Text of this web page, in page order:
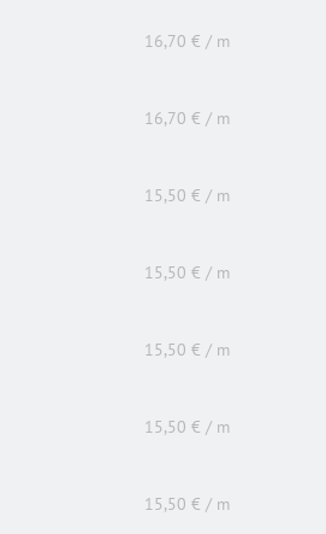
16,70 € / m
16,70 € / m
15,50 € / m
15,50 € / m
15,50 € / m
15,50 € / m
15,50 € / m